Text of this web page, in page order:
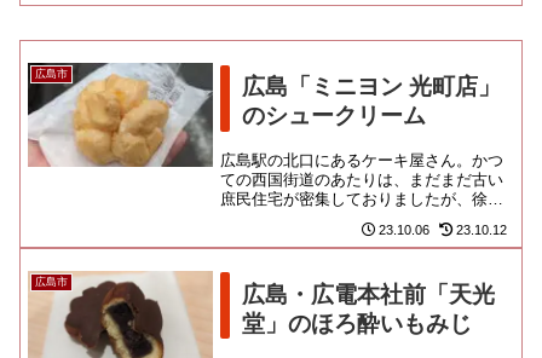
広島市
広島「ミニヨン 光町店」
のシュークリーム
広島駅の北口にあるケーキ屋さん。かつ
ての西国街道のあたりは、まだまだ古い
庶民住宅が密集しておりましたが、徐々
に大きなビルやマンションに置き換わっ
てきている広島駅北口の風景で...
23.10.06 23.10.12
広島市
広島・広電本社前「天光
堂」のほろ酔いもみじ